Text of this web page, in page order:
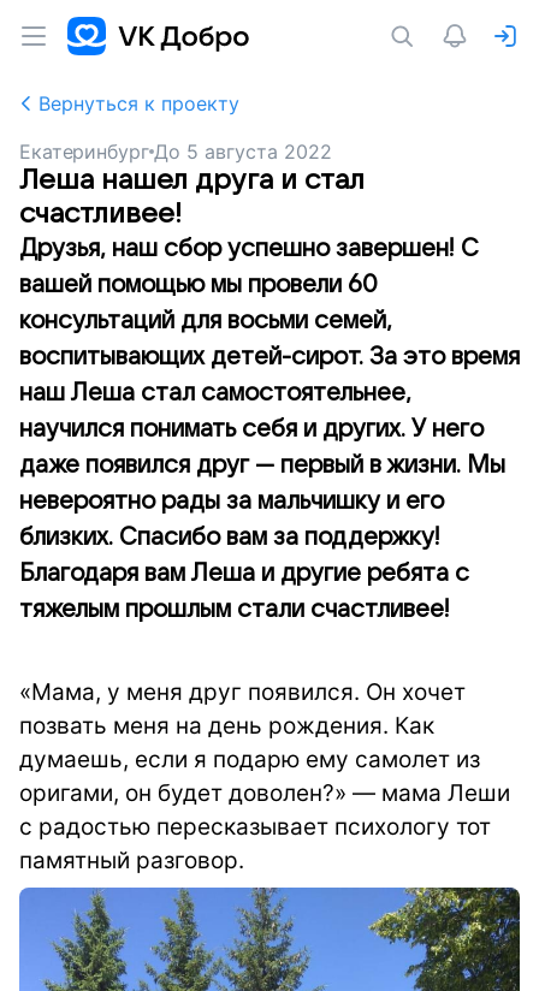
Вернуться к проекту
Екатеринбург До 5 августа 2022
Леша нашел друга и стал
счастливее!
Друзья, наш сбор успешно завершен! С
вашей помощью мы провели 60
консультаций для восьми семей,
воспитывающих детей-сирот. За это время
наш Леша стал самостоятельнее,
научился понимать себя и других. У него
даже появился друг — первый в жизни. Мы
невероятно рады за мальчишку и его
близких. Спасибо вам за поддержку!
Благодаря вам Леша и другие ребята с
тяжелым прошлым стали счастливее!
«Мама, у меня друг появился. Он хочет
позвать меня на день рождения. Как
думаешь, если я подарю ему самолет из
оригами, он будет доволен?» — мама Леши
с радостью пересказывает психологу тот
памятный разговор.